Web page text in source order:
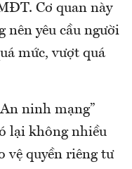
Cơ quan này
nên yêu cầu người
mức, vượt quá
ninh mạng”
lại không nhiều
vệ quyền riêng tư